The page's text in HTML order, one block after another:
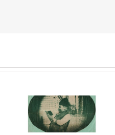
160 години от